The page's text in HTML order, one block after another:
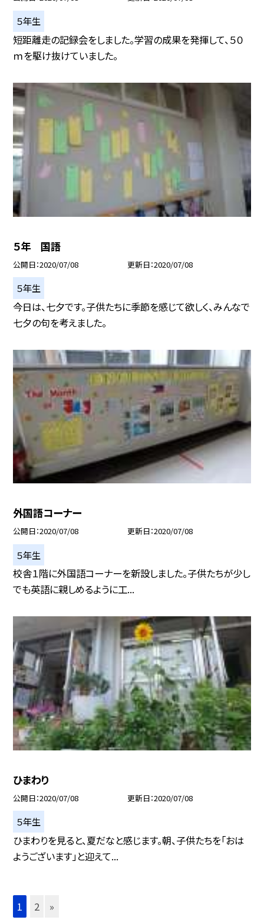
５年生
短距離走の記録会をしました。学習の成果を発揮して、５０
ｍを駆け抜けていました。
５年 国語
公開日 2020/07/08 更新日 2020/07/08
５年生
今日は、七夕です。子供たちに季節を感じて欲しく、みんなで
七夕の句を考えました。
外国語コーナー
公開日 2020/07/08 更新日 2020/07/08
５年生
校舎１階に外国語コーナーを新設しました。子供たちが少し
でも英語に親しめるように工...
ひまわり
公開日 2020/07/08 更新日 2020/07/08
５年生
ひまわりを見ると、夏だなと感じます。朝、子供たちを「おは
ようございます」と迎えて...
1 2 »